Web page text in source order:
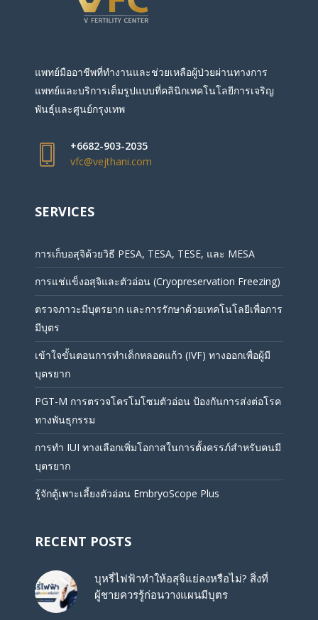
แพทย์มืออาชีพที่ทำงานและช่วยเหลือผู้ป่วยผ่านทางการ
แพทย์และบริการเต็มรูปแบบที่คลินิกเทคโนโลยีการเจริญ
พันธุ์และศูนย์กรุงเทพ
+6682-903-2035
vfc@vejthani.com
SERVICES
การเก็บอสุจิด้วยวิธี PESA, TESA, TESE, และ MESA
การแช่แข็งอสุจิและตัวอ่อน (Cryopreservation Freezing)
ตรวจภาวะมีบุตรยาก และการรักษาด้วยเทคโนโลยีเพื่อการ
มีบุตร
เข้าใจขั้นตอนการทำเด็กหลอดแก้ว (IVF) ทางออกเพื่อผู้มี
บุตรยาก
PGT-M การตรวจโครโมโซมตัวอ่อน ป้องกันการส่งต่อโรค
ทางพันธุกรรม
การทำ IUI ทางเลือกเพิ่มโอกาสในการตั้งครรภ์สำหรับคนมี
บุตรยาก
รู้จักตู้เพาะเลี้ยงตัวอ่อน EmbryoScope Plus
RECENT POSTS
บุหรี่ไฟฟ้าทำให้อสุจิแย่ลงหรือไม่? สิ่งที่
ผู้ชายควรรู้ก่อนวางแผนมีบุตร